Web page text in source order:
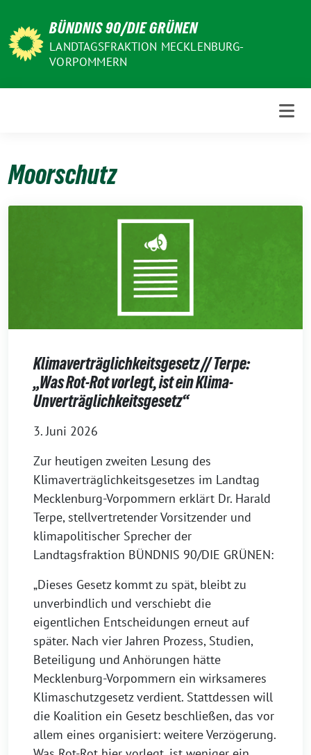
zum
Inhalt
BÜNDNIS 90/DIE GRÜNEN
LANDTAGSFRAKTION MECKLENBURG-
VORPOMMERN
Moorschutz
Klimaverträglichkeitsgesetz // Terpe:
„Was Rot-Rot vorlegt, ist ein Klima-
Unverträglichkeitsgesetz“
3. Juni 2026
Zur heutigen zweiten Lesung des
Klimaverträglichkeitsgesetzes im Landtag
Mecklenburg-Vorpommern erklärt Dr. Harald
Terpe, stellvertretender Vorsitzender und
klimapolitischer Sprecher der
Landtagsfraktion BÜNDNIS 90/DIE GRÜNEN:
„Dieses Gesetz kommt zu spät, bleibt zu
unverbindlich und verschiebt die
eigentlichen Entscheidungen erneut auf
später. Nach vier Jahren Prozess, Studien,
Beteiligung und Anhörungen hätte
Mecklenburg-Vorpommern ein wirksameres
Klimaschutzgesetz verdient. Stattdessen will
die Koalition ein Gesetz beschließen, das vor
allem eines organisiert: weitere Verzögerung.